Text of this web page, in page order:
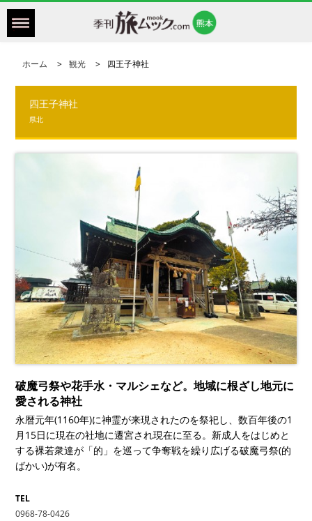
ホーム 観光 四王子神社
四王子神社
県北
破魔弓祭や花手水・マルシェなど。地域に根ざし地元に
愛される神社
永暦元年(1160年)に神霊が来現されたのを祭祀し、数百年後の1
月15日に現在の社地に遷宮され現在に至る。新成人をはじめと
する裸若衆達が「的」を巡って争奪戦を繰り広げる破魔弓祭(的
ばかい)が有名。
TEL
0968-78-0426